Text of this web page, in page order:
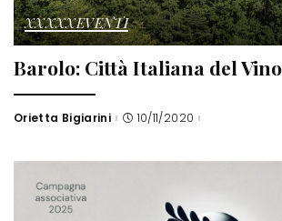
XXXXXEVENTI
Barolo: Città Italiana del Vino
Posted
Orietta Bigiarini 10/11/2020